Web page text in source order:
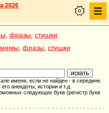
2026
фразы стишки
мемы фразы стишки
имени, если не найден - в середине.
анекдоты, истории и т.д.
следующих букв (регистр букв